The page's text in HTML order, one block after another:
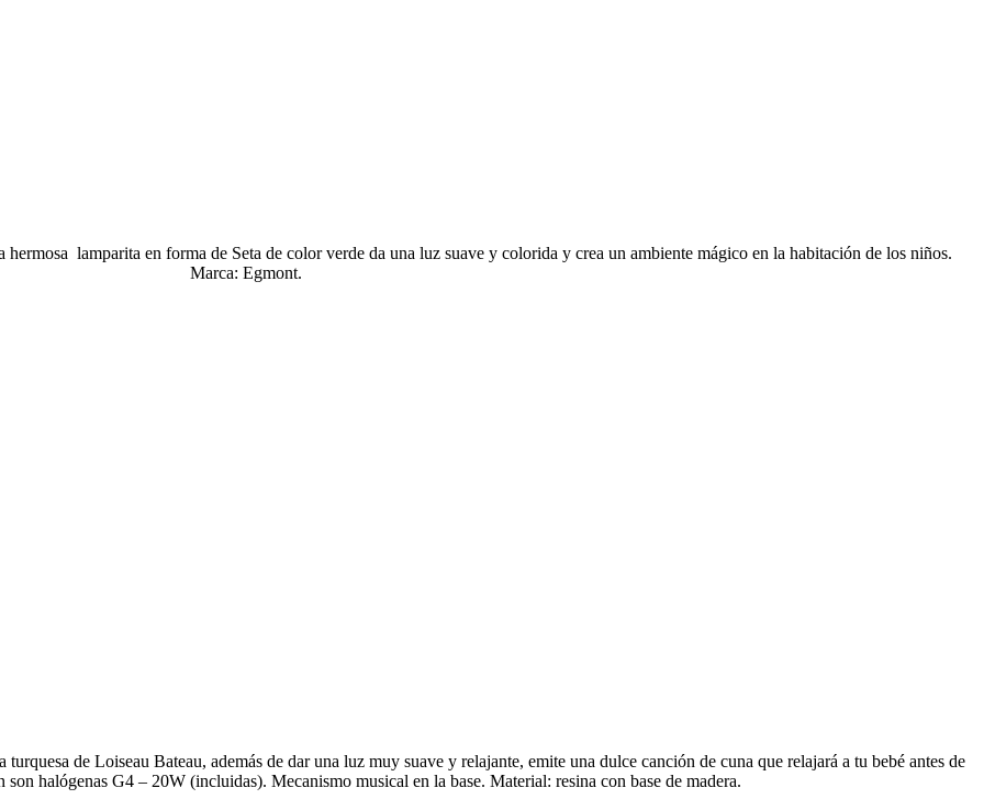
hermosa lamparita en forma de Seta de color verde da una luz suave y colorida y crea un ambiente mágico en la habitación de los niños.
Marca: Egmont.
turquesa de Loiseau Bateau, además de dar una luz muy suave y relajante, emite una dulce canción de cuna que relajará a tu bebé antes de
halógenas G4 – 20W (incluidas). Mecanismo musical en la base. Material: resina con base de madera.